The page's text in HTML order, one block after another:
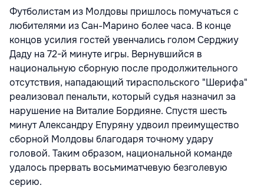
Футболистам из Молдовы пришлось помучаться с
любителями из Сан-Марино более часа. В конце
концов усилия гостей увенчались голом Серджиу
Даду на 72-й минуте игры. Вернувшийся в
национальную сборную после продолжительного
отсутствия, нападающий тираспольского "Шерифа"
реализовал пенальти, который судья назначил за
нарушение на Виталие Бордияне. Спустя шесть
минут Александру Епуряну удвоил преимущество
сборной Молдовы благодаря точному удару
головой. Таким образом, национальной команде
удалось прервать восьмиматчевую безголевую
серию.